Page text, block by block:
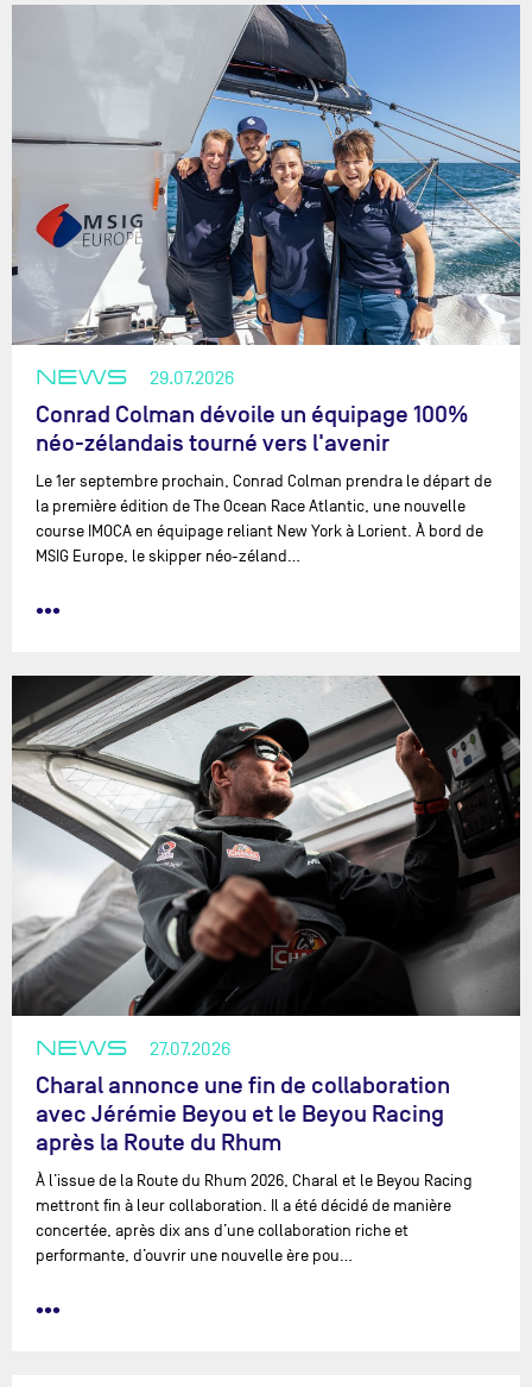
NEWS 29.07.2026
Conrad Colman dévoile un équipage 100%
néo-zélandais tourné vers l'avenir
Le 1er septembre prochain, Conrad Colman prendra le départ de
la première édition de The Ocean Race Atlantic, une nouvelle
course IMOCA en équipage reliant New York à Lorient. À bord de
MSIG Europe, le skipper néo-zéland…
•••
NEWS 27.07.2026
Charal annonce une fin de collaboration
avec Jérémie Beyou et le Beyou Racing
après la Route du Rhum
À l’issue de la Route du Rhum 2026, Charal et le Beyou Racing
mettront fin à leur collaboration. Il a été décidé de manière
concertée, après dix ans d’une collaboration riche et
performante, d’ouvrir une nouvelle ère pou…
•••